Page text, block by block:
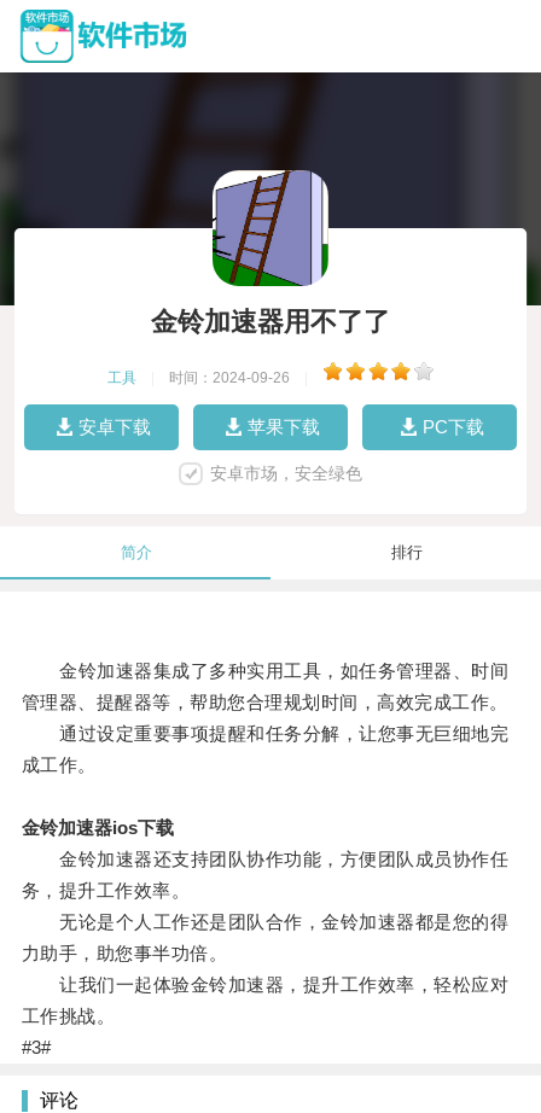
金铃加速器用不了了
工具 时间：2024-09-26
安卓下载 苹果下载 PC下载
安卓市场，安全绿色
简介 排行
金铃加速器集成了多种实用工具，如任务管理器、时间
管理器、提醒器等，帮助您合理规划时间，高效完成工作。
通过设定重要事项提醒和任务分解，让您事无巨细地完
成工作。
金铃加速器ios下载
金铃加速器还支持团队协作功能，方便团队成员协作任
务，提升工作效率。
无论是个人工作还是团队合作，金铃加速器都是您的得
力助手，助您事半功倍。
让我们一起体验金铃加速器，提升工作效率，轻松应对
工作挑战。
#3#
评论